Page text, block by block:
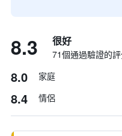
8.3 很好
71個通過驗證的
8.0 家庭
8.4 情侶